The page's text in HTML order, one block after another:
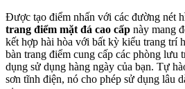
Được tạo điểm nhấn với các đường nét
trang điểm mặt đá cao cấp này mang
kết hợp hài hòa với bất kỳ kiểu trang trí
bàn trang điểm cung cấp các phòng lưu
dụng sử dụng hàng ngày của bạn. Tự
sơn tĩnh điện, nó cho phép sử dụng lâu